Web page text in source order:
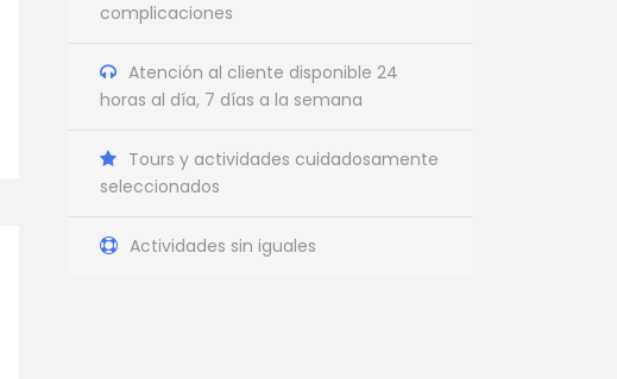
complicaciones
Atención al cliente disponible 24
horas al día, 7 días a la semana
Tours y actividades cuidadosamente
seleccionados
Actividades sin iguales